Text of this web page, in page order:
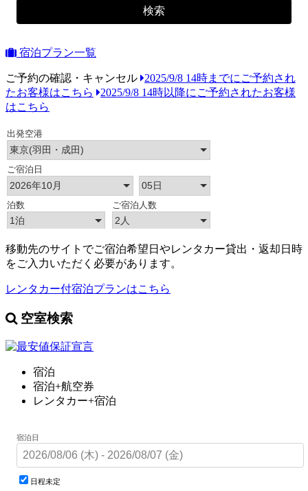
検索
宿泊プラン一覧
ご予約の確認・キャンセル
2025/9/8 14時までにご予約され
たお客様はこちら
2025/9/8 14時以降にご予約されたお客様
はこちら
移動先のサイトでご宿泊希望日やレンタカー貸出・返却日時
をご入力いただく必要があります。
レンタカー付宿泊プランはこちら
空室検索
宿泊
宿泊+航空券
レンタカー+宿泊
宿泊日
日程未定